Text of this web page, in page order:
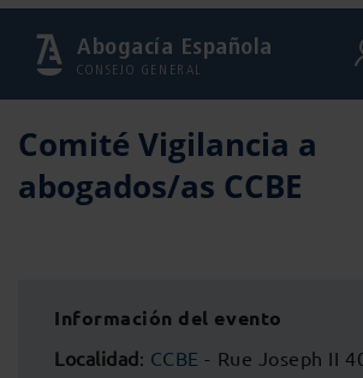
Abogacía Española
CONSEJO GENERAL
Comité Vigilancia a
abogados/as CCBE
Información del evento
Localidad: CCBE - Rue Joseph II